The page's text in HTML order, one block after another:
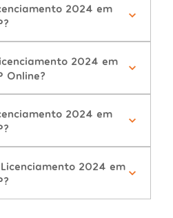
2024 em
2024 em
Online?
2024 em
2024 em